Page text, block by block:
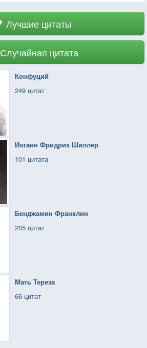
Лучшие цитаты
Случайная цитата
Конфуций
249 цитат
Иоганн Фридрих Шиллер
101 цитата
Бенджамин Франклин
205 цитат
Мать Тереза
66 цитат